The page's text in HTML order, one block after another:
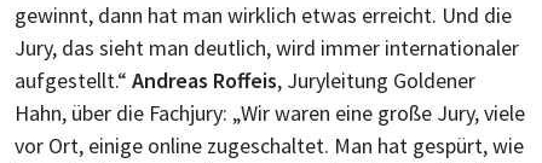
gewinnt, dann hat man wirklich etwas erreicht. Und die
Jury, das sieht man deutlich, wird immer internationaler
aufgestellt.“ Andreas Roffeis, Juryleitung Goldener
Hahn, über die Fachjury: „Wir waren eine große Jury, viele
vor Ort, einige online zugeschaltet. Man hat gespürt, wie